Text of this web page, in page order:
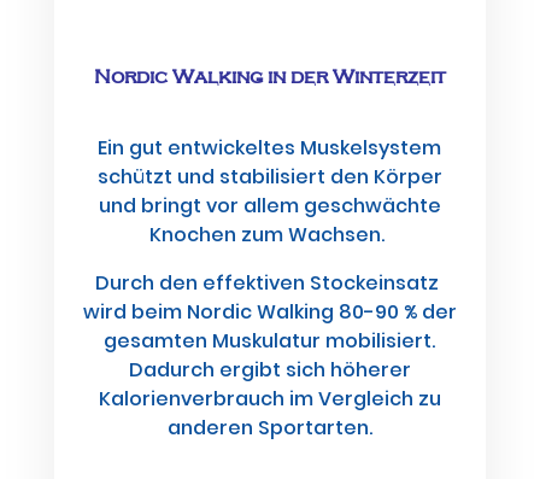
Nordic Walking in der Winterzeit
Ein gut entwickeltes Muskelsystem
schützt und stabilisiert den Körper
und bringt vor allem geschwächte
Knochen zum Wachsen.
Durch den effektiven Stockeinsatz
wird beim Nordic Walking 80-90 % der
gesamten Muskulatur mobilisiert.
Dadurch ergibt sich höherer
Kalorienverbrauch im Vergleich zu
anderen Sportarten.